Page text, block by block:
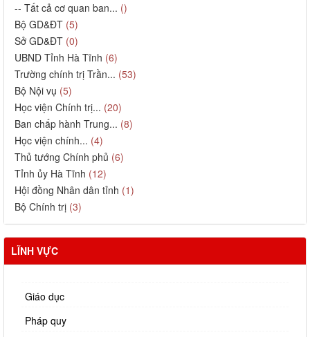
-- Tất cả cơ quan ban... ()
Bộ GD&ĐT (5)
Sở GD&ĐT (0)
UBND Tỉnh Hà Tĩnh (6)
Trường chính trị Trần... (53)
Bộ Nội vụ (5)
Học viện Chính trị... (20)
Ban chấp hành Trung... (8)
Học viện chính... (4)
Thủ tướng Chính phủ (6)
Tỉnh ủy Hà Tĩnh (12)
Hội đồng Nhân dân tỉnh (1)
Bộ Chính trị (3)
LĨNH VỰC
Giáo dục
Pháp quy